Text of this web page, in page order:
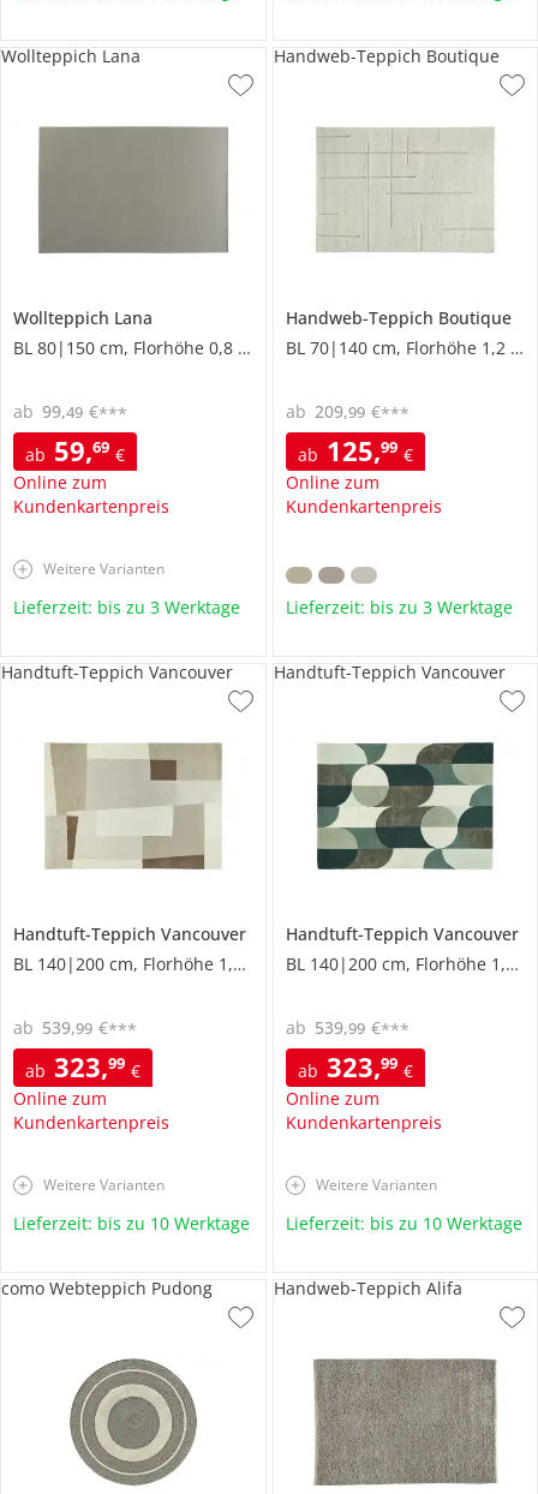
Wollteppich Lana
BL 80|150 cm, Florhöhe 0,8 cm
ab 59,69 €
Online zum
Kundenkartenpreis
ab 99,49 €***
Wollteppich Lana
Weitere Varianten
Lieferzeit: bis zu 3 Werktage
Handweb-Teppich Boutique
BL 70|140 cm, Florhöhe 1,2 cm
ab 125,99 €
Online zum
Kundenkartenpreis
ab 209,99 €***
Handweb-Teppich Boutique
Lieferzeit: bis zu 3 Werktage
Handtuft-Teppich Vancouver
BL 140|200 cm, Florhöhe 1,4 cm
ab 323,99 €
Online zum
Kundenkartenpreis
ab 539,99 €***
Handtuft-Teppich Vancouver
Weitere Varianten
Lieferzeit: bis zu 10 Werktage
Handtuft-Teppich Vancouver
BL 140|200 cm, Florhöhe 1,4 cm
ab 323,99 €
Online zum
Kundenkartenpreis
ab 539,99 €***
Handtuft-Teppich Vancouver
Weitere Varianten
Lieferzeit: bis zu 10 Werktage
como Webteppich Pudong Handweb-Teppich Alifa